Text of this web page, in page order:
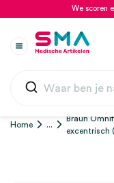
We scoren
Home ...
Braun
excentrisch